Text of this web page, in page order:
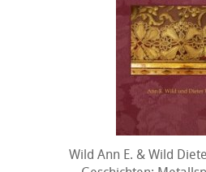
Wild Ann E. & Wild